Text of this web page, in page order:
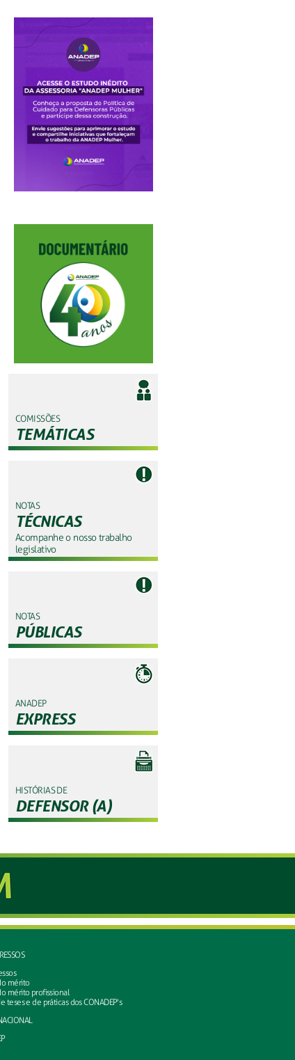
COMISSÕES
TEMÁTICAS
NOTAS
TÉCNICAS
Acompanhe o nosso trabalho
legislativo
NOTAS
PÚBLICAS
ANADEP
EXPRESS
HISTÓRIAS DE
DEFENSOR (A)
mérito
mérito profissional
teses e de práticas dos CONADEP's